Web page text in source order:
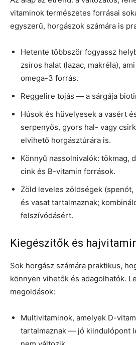
vitaminok természetes forrásai
egyszerű, horgászok számára is
Hetente többször fogyassz
zsíros halat (lazac, makréla),
omega-3 forrás.
Reggelire tojás — a sárgája
Húsok és hüvelyesek a vasért
serpenyős, gyors hal- vagy
elvihető horgásztúrára is.
Könnyű nassolnivalók:
cink és B-vitamin források.
Zöld leveles zöldségek
és vasat tartalmaznak;
felszívódásért.
Kiegészítők és
Sok horgász számára praktikus,
könnyen vihetők és adagolhatók.
megoldások:
Multivitaminok, amelyek D-
tartalmaznak — jó kiindulópont